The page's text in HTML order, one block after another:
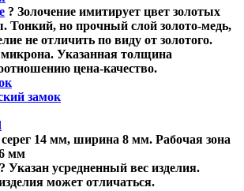
? Золочение имитирует цвет золотых
Тонкий, но прочный слой золото-медь,
не отличить по виду от золотого.
Указанная толщина
цена-качество.
замок
14 мм, ширина 8 мм. Рабочая зона
мм
? Указан усредненный вес изделия.
может отличаться.